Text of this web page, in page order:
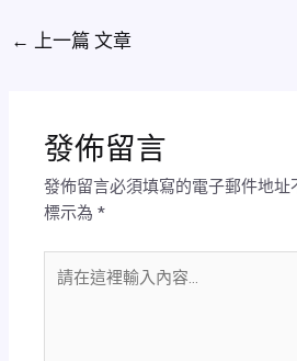
← 上一篇 文章
發佈留言
發佈留言必須填寫的電子郵件地址
標示為*
在